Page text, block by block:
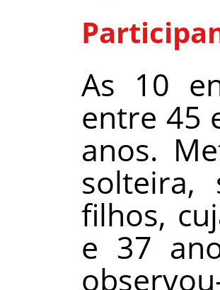
As 10
entre 45
anos.
solteira,
filhos,
e 37